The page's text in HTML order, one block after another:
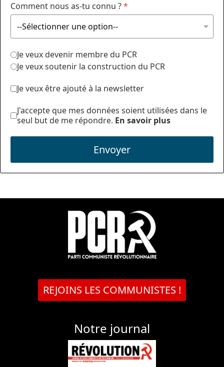
Comment nous as-tu connu ?*
Je veux devenir membre du PCR
Je veux soutenir la construction du PCR
Je veux être ajouté à la newsletter
J'accepte que mes données soient utilisées dans le
seul but de me répondre. En savoir plus
Envoyer
REJOINS LES COMMUNISTES !
Notre journal